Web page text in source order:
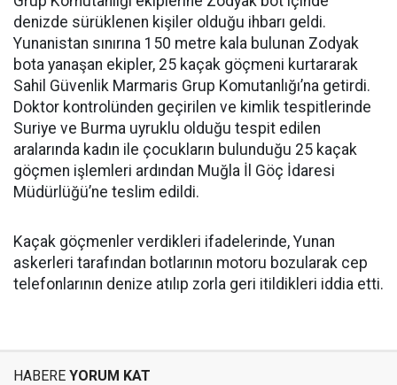
denizde sürüklenen kişiler olduğu ihbarı geldi.
Yunanistan sınırına 150 metre kala bulunan Zodyak
bota yanaşan ekipler, 25 kaçak göçmeni kurtararak
Sahil Güvenlik Marmaris Grup Komutanlığı’na getirdi.
Doktor kontrolünden geçirilen ve kimlik tespitlerinde
Suriye ve Burma uyruklu olduğu tespit edilen
aralarında kadın ile çocukların bulunduğu 25 kaçak
göçmen işlemleri ardından Muğla İl Göç İdaresi
Müdürlüğü’ne teslim edildi.
Kaçak göçmenler verdikleri ifadelerinde, Yunan
askerleri tarafından botlarının motoru bozularak cep
telefonlarının denize atılıp zorla geri itildikleri iddia etti.
HABERE YORUM KAT